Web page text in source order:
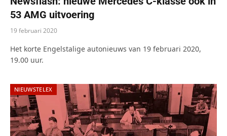
53 AMG uitvoering
19 februari 2020
Het korte Engelstalige autonieuws van 19 februari 2020,
19.00 uur.
NIEUWSTELEX